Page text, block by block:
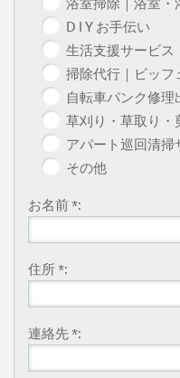
D I Y お手伝い
生活支援サービス
掃除代行｜ビッフ
自転車パンク修理
草刈り・草取り・
アパート巡回清掃
その他
お名前 *:
住所 *:
連絡先 *: